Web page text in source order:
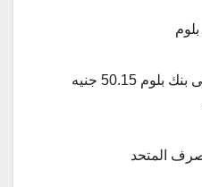
سجل سعر الدينار الكويتى فى بنك بلوم 50.15 جنيه
المتحد